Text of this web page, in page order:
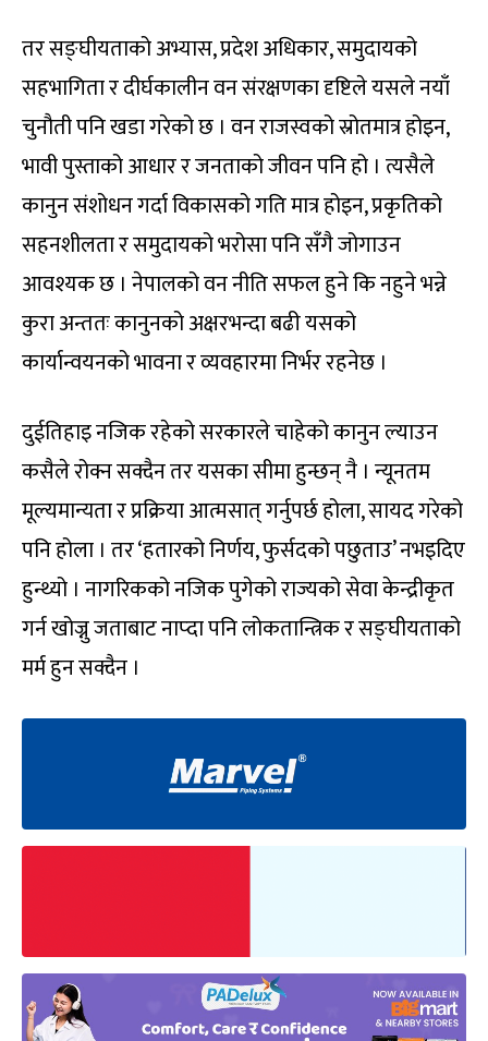
तर सङ्घीयताको अभ्यास, प्रदेश अधिकार, समुदायको
सहभागिता र दीर्घकालीन वन संरक्षणका दृष्टिले यसले नयाँ
चुनौती पनि खडा गरेको छ । वन राजस्वको स्रोतमात्र होइन,
भावी पुस्ताको आधार र जनताको जीवन पनि हो । त्यसैले
कानुन संशोधन गर्दा विकासको गति मात्र होइन, प्रकृतिको
सहनशीलता र समुदायको भरोसा पनि सँगै जोगाउन
आवश्यक छ । नेपालको वन नीति सफल हुने कि नहुने भन्ने
कुरा अन्ततः कानुनको अक्षरभन्दा बढी यसको
कार्यान्वयनको भावना र व्यवहारमा निर्भर रहनेछ ।
दुईतिहाइ नजिक रहेको सरकारले चाहेको कानुन ल्याउन
कसैले रोक्न सक्दैन तर यसका सीमा हुन्छन् नै । न्यूनतम
मूल्यमान्यता र प्रक्रिया आत्मसात् गर्नुपर्छ होला, सायद गरेको
पनि होला । तर ‘हतारको निर्णय, फुर्सदको पछुताउ’ नभइदिए
हुन्थ्यो । नागरिकको नजिक पुगेको राज्यको सेवा केन्द्रीकृत
गर्न खोज्नु जताबाट नाप्दा पनि लोकतान्त्रिक र सङ्घीयताको
मर्म हुन सक्दैन ।